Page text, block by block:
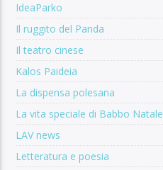
IdeaParko
Il ruggito del Panda
Il teatro cinese
Kalos Paideia
La dispensa polesana
La vita speciale di Babbo Natale
LAV news
Letteratura e poesia